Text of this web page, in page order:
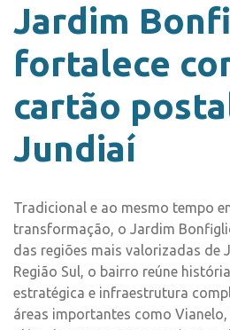
Jardim
fortalece
cartão
Jundiaí
Tradicional e ao mesmo tempo
transformação, o Jardim
das regiões mais valorizadas de
Região Sul, o bairro reúne
estratégica e infraestrutura
áreas importantes como Vianelo,